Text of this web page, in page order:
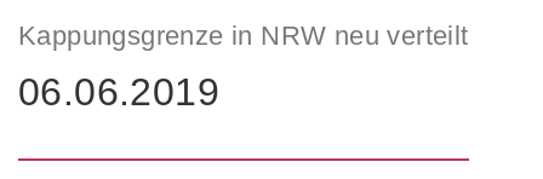
Kappungsgrenze in NRW neu verteilt
06.06.2019